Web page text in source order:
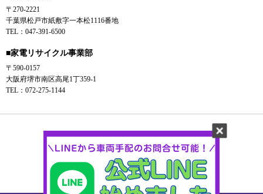
〒270-2221
千葉県松戸市紙敷字一本松1116番地
TEL：047-391-6500
■家電リサイクル事業部
〒590-0157
大阪府堺市南区高尾1丁359-1
TEL：072-275-1144
Instagram YouTube Tiktok